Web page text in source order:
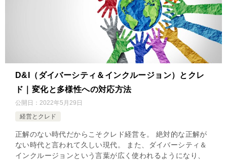
D&I（ダイバーシティ＆インクルージョン）とクレ
ド｜変化と多様性への対応方法
公開日： 2022年5月29日
経営とクレド
正解のない時代だからこそクレド経営を。 絶対的な正解が
ない時代と言われて久しい現代。 また、ダイバーシティ＆
インクルージョンという言葉が広く使われるようになり、